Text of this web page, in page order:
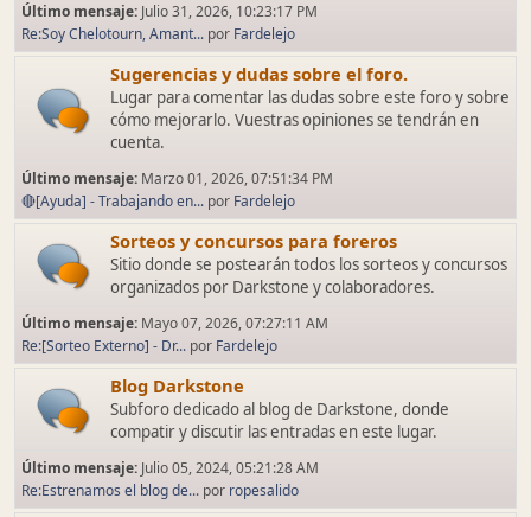
Último mensaje: Julio 31, 2026, 10:23:17 PM
Re:Soy Chelotourn, Amant... por Fardelejo
Sugerencias y dudas sobre el foro.
Lugar para comentar las dudas sobre este foro y sobre
cómo mejorarlo. Vuestras opiniones se tendrán en
cuenta.
Último mensaje: Marzo 01, 2026, 07:51:34 PM
🔴[Ayuda] - Trabajando en... por Fardelejo
Sorteos y concursos para foreros
Sitio donde se postearán todos los sorteos y concursos
organizados por Darkstone y colaboradores.
Último mensaje: Mayo 07, 2026, 07:27:11 AM
Re:[Sorteo Externo] - Dr... por Fardelejo
Blog Darkstone
Subforo dedicado al blog de Darkstone, donde
compatir y discutir las entradas en este lugar.
Último mensaje: Julio 05, 2024, 05:21:28 AM
Re:Estrenamos el blog de... por ropesalido